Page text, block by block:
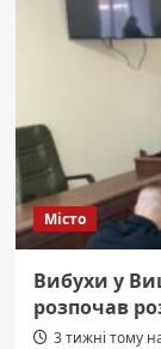
Фестиваль
здорового
харчування
Зеленської!
Місто
Вибухи у
розпочав
3 тижні тому